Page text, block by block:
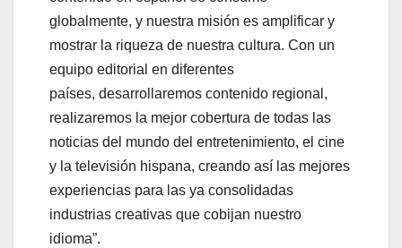
globalmente, y nuestra misión es amplificar y
mostrar la riqueza de nuestra cultura. Con un
equipo editorial en diferentes
países, desarrollaremos contenido regional,
realizaremos la mejor cobertura de todas las
noticias del mundo del entretenimiento, el cine
y la televisión hispana, creando así las mejores
experiencias para las ya consolidadas
industrias creativas que cobijan nuestro
idioma”.